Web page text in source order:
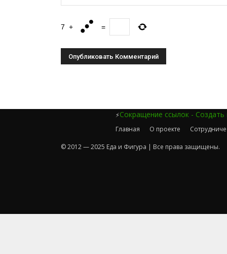
7 + =
⚡Сокращение ссылок - Создать
Главная О проекте
© 2012 — 2025 Еда и Фигура | Все права защищены.